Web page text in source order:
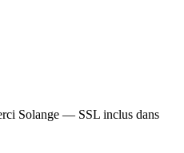
Solange — SSL inclus dans